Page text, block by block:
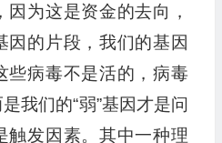
为这是资金的去向，
因的片段，我们的基因
些病毒不是活的，病毒
我们的“弱”基因才是问
触发因素。其中一种理